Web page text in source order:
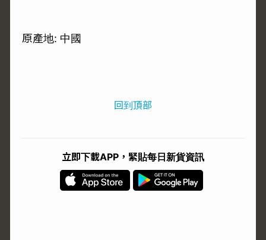
原產地: 中國
回到頂部
立即下載APP，緊貼每日新貨資訊